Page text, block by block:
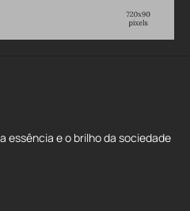
essência e o brilho da sociedade